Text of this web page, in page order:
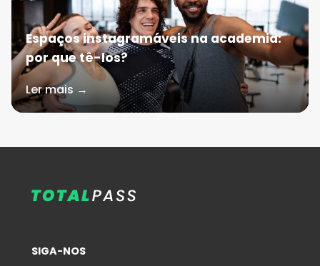
Espaços instagramáveis na academia:
por que tê-los?
Ler mais →
SIGA-NOS